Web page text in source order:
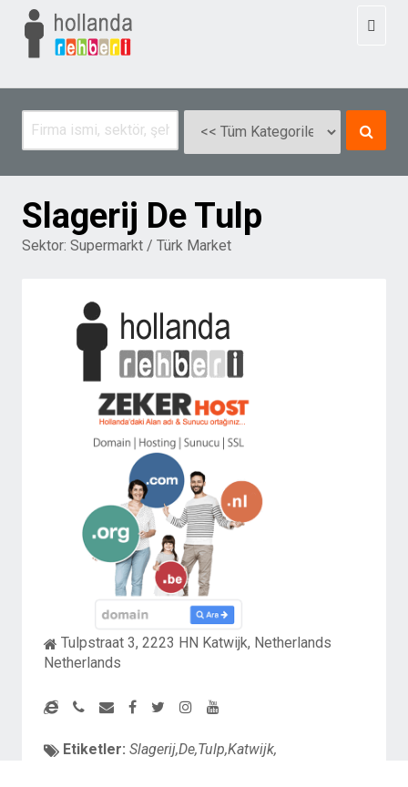
Slagerij De Tulp
Sektor: Supermarkt / Türk Market
Tulpstraat 3, 2223 HN Katwijk, Netherlands
Netherlands
Etiketler: Slagerij,De,Tulp,Katwijk,